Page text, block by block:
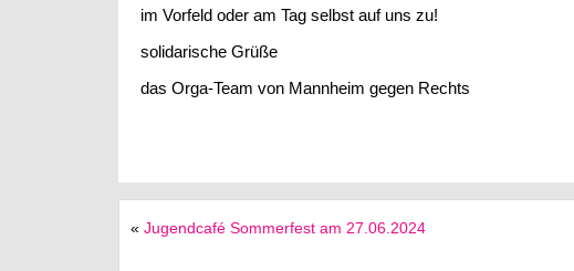
im Vorfeld oder am Tag selbst auf uns zu!
solidarische Grüße
das Orga-Team von Mannheim gegen Rechts
« Jugendcafé Sommerfest am 27.06.2024